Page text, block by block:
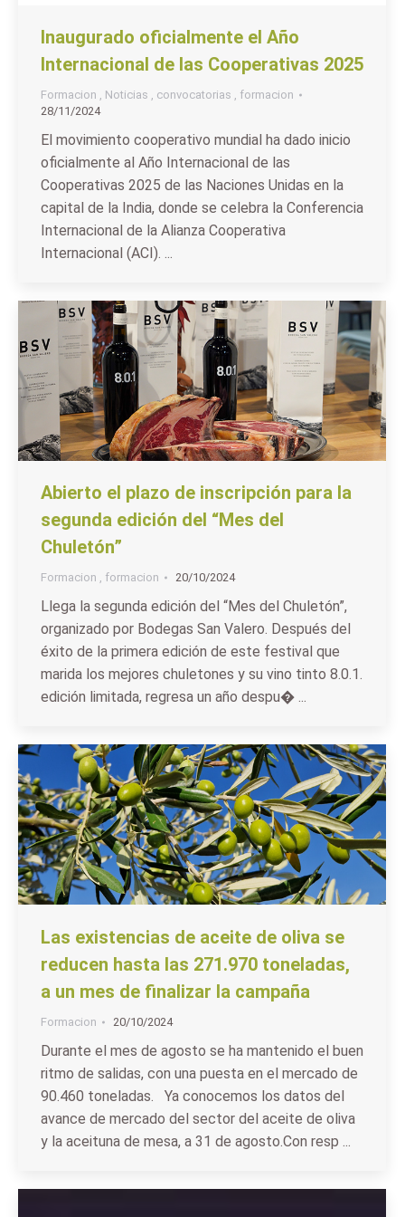
Inaugurado oficialmente el Año
Internacional de las Cooperativas 2025
Formacion , Noticias , convocatorias , formacion
28/11/2024
El movimiento cooperativo mundial ha dado inicio
oficialmente al Año Internacional de las
Cooperativas 2025 de las Naciones Unidas en la
capital de la India, donde se celebra la Conferencia
Internacional de la Alianza Cooperativa
Internacional (ACI). ...
Abierto el plazo de inscripción para la
segunda edición del “Mes del
Chuletón”
Formacion , formacion 20/10/2024
Llega la segunda edición del “Mes del Chuletón”,
organizado por Bodegas San Valero. Después del
éxito de la primera edición de este festival que
marida los mejores chuletones y su vino tinto 8.0.1.
edición limitada, regresa un año despu� ...
Las existencias de aceite de oliva se
reducen hasta las 271.970 toneladas,
a un mes de finalizar la campaña
Formacion 20/10/2024
Durante el mes de agosto se ha mantenido el buen
ritmo de salidas, con una puesta en el mercado de
90.460 toneladas. Ya conocemos los datos del
avance de mercado del sector del aceite de oliva
y la aceituna de mesa, a 31 de agosto.Con resp ...